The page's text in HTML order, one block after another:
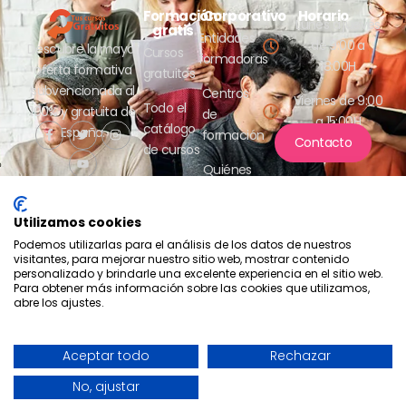
Descubre la mayor
oferta formativa
subvencionada al
100% y gratuita de
España.
Formación
gratis
Cursos
gratuitos
Todo el
catálogo
de cursos
Corporativo
Entidades
formadoras
Centros
de
formación
Quiénes
Horario
Lunes a jueves
de 9:00 a
18:00H
Viernes de 9:00
a 15:00H
Contacto
2026 - Tus cursos gratuitos
- Aesrafor S.L. Política de privacidad
Política de cookies
Utilizamos cookies
Podemos utilizarlas para el análisis de los datos de nuestros
visitantes, para mejorar nuestro sitio web, mostrar contenido
personalizado y brindarle una excelente experiencia en el sitio web.
Para obtener más información sobre las cookies que utilizamos,
abre los ajustes.
Aceptar todo
Rechazar
No, ajustar